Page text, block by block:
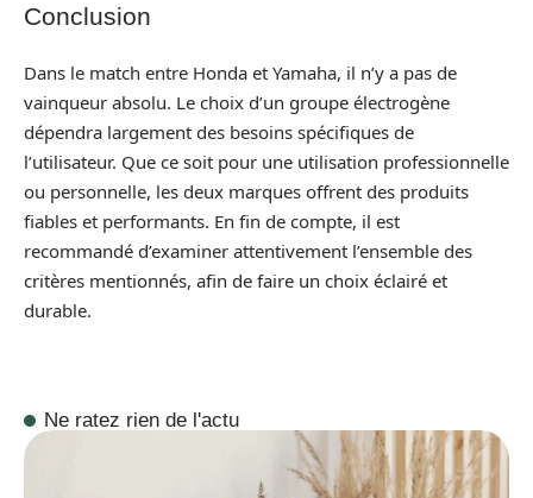
Conclusion
Dans le match entre Honda et Yamaha, il n’y a pas de
vainqueur absolu. Le choix d’un groupe électrogène
dépendra largement des besoins spécifiques de
l’utilisateur. Que ce soit pour une utilisation professionnelle
ou personnelle, les deux marques offrent des produits
fiables et performants. En fin de compte, il est
recommandé d’examiner attentivement l’ensemble des
critères mentionnés, afin de faire un choix éclairé et
durable.
Ne ratez rien de l'actu